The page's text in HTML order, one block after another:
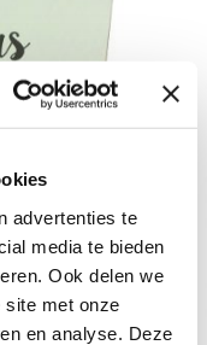
advertenties te
media te bieden
Ook delen we
site met onze
en analyse. Deze